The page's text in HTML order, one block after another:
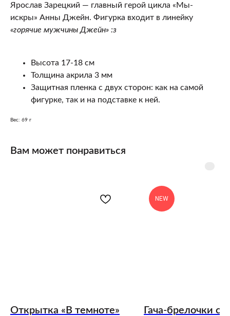
Ярослав Зарецкий ― главный герой цикла «Мы-
искры» Анны Джейн. Фигурка входит в линейку
«горячие мужчины Джейн» :з
Высота 17-18 см
Толщина акрила 3 мм
Защитная пленка с двух сторон: как на самой
фигурке, так и на подставке к ней.
Вес: 69 г
Вам может понравиться
Открытка «В темноте»
NEW
Гача-брелочки с